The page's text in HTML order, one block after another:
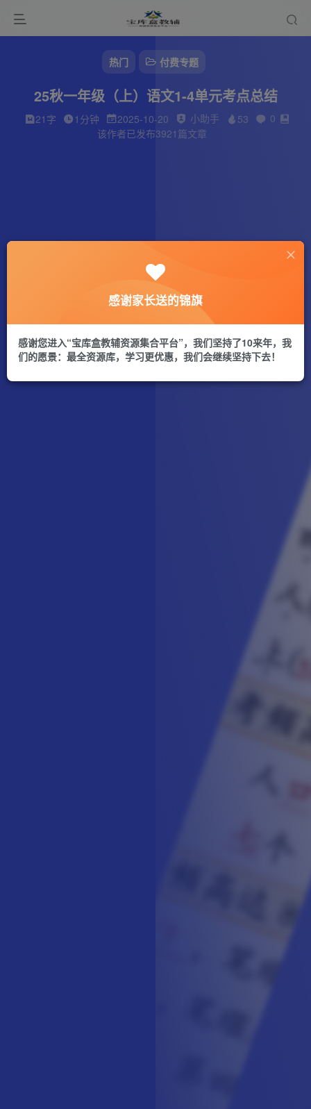
热门 付费专题
25秋一年级（上）语文1-4单元考点总结
21字 1分钟 2025-10-20 小助手 53
0
该作者已发布3921篇文章
感谢家长送的锦旗
感谢您进入“宝库盒教辅资源集合平台”，我们坚持了10来年，我
们的愿景：最全资源库，学习更优惠，我们会继续坚持下去！